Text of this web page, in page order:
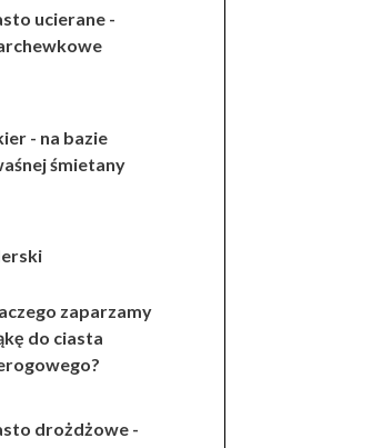
ucierane -
- na bazie
śmietany
zaparzamy
do ciasta
drożdżowe -